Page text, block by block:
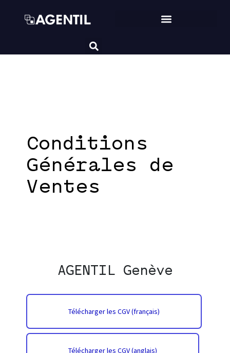
Conditions
Générales de
Ventes
AGENTIL Genève
Télécharger les CGV (français)
Télécharger les CGV (anglais)